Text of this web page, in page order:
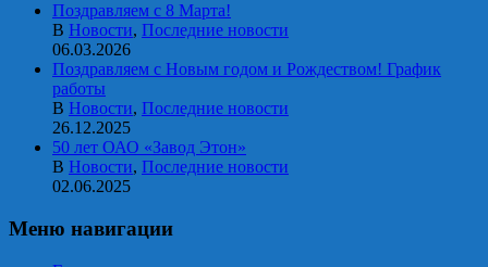
Поздравляем с 8 Марта!
В Новости, Последние новости
06.03.2026
Поздравляем с Новым годом и Рождеством! График
работы
В Новости, Последние новости
26.12.2025
50 лет ОАО «Завод Этон»
В Новости, Последние новости
02.06.2025
Меню навигации